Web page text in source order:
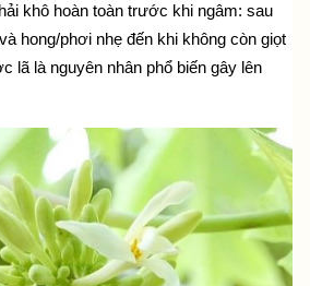
khô hoàn toàn trước khi ngâm: sau
hong/phơi nhẹ đến khi không còn giọt
lã là nguyên nhân phổ biến gây lên